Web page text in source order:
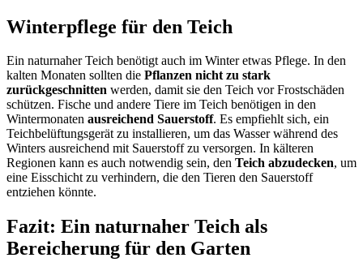
Winterpflege für den Teich
Ein naturnaher Teich benötigt auch im Winter etwas Pflege. In den
kalten Monaten sollten die Pflanzen nicht zu stark
zurückgeschnitten werden, damit sie den Teich vor Frostschäden
schützen. Fische und andere Tiere im Teich benötigen in den
Wintermonaten ausreichend Sauerstoff. Es empfiehlt sich, ein
Teichbelüftungsgerät zu installieren, um das Wasser während des
Winters ausreichend mit Sauerstoff zu versorgen. In kälteren
Regionen kann es auch notwendig sein, den Teich abzudecken, um
eine Eisschicht zu verhindern, die den Tieren den Sauerstoff
entziehen könnte.
Fazit: Ein naturnaher Teich als
Bereicherung für den Garten